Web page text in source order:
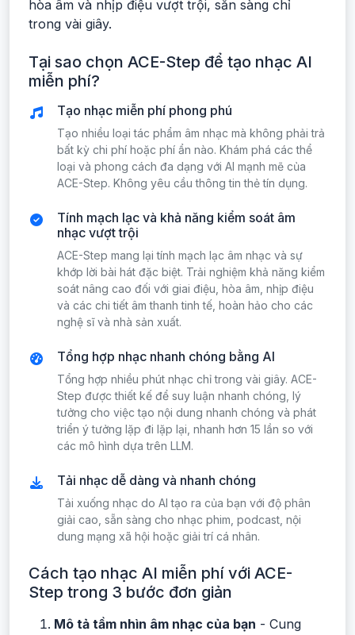
hòa âm và nhịp điệu vượt trội, sẵn sàng chỉ
trong vài giây.
Tại sao chọn ACE-Step để tạo nhạc AI
miễn phí?
Tạo nhạc miễn phí phong phú
Tạo nhiều loại tác phẩm âm nhạc mà không phải trả
bất kỳ chi phí hoặc phí ẩn nào. Khám phá các thể
loại và phong cách đa dạng với AI mạnh mẽ của
ACE-Step. Không yêu cầu thông tin thẻ tín dụng.
Tính mạch lạc và khả năng kiểm soát âm
nhạc vượt trội
ACE-Step mang lại tính mạch lạc âm nhạc và sự
khớp lời bài hát đặc biệt. Trải nghiệm khả năng kiểm
soát nâng cao đối với giai điệu, hòa âm, nhịp điệu
và các chi tiết âm thanh tinh tế, hoàn hảo cho các
nghệ sĩ và nhà sản xuất.
Tổng hợp nhạc nhanh chóng bằng AI
Tổng hợp nhiều phút nhạc chỉ trong vài giây. ACE-
Step được thiết kế để suy luận nhanh chóng, lý
tưởng cho việc tạo nội dung nhanh chóng và phát
triển ý tưởng lặp đi lặp lại, nhanh hơn 15 lần so với
các mô hình dựa trên LLM.
Tải nhạc dễ dàng và nhanh chóng
Tải xuống nhạc do AI tạo ra của bạn với độ phân
giải cao, sẵn sàng cho nhạc phim, podcast, nội
dung mạng xã hội hoặc giải trí cá nhân.
Cách tạo nhạc AI miễn phí với ACE-
Step trong 3 bước đơn giản
Mô tả tầm nhìn âm nhạc của bạn - Cung